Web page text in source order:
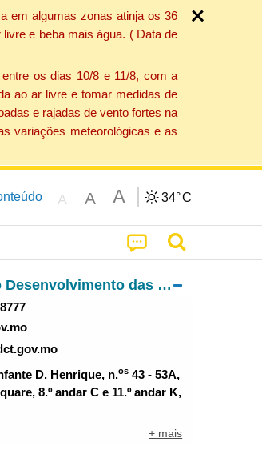
em algumas zonas atinja os 36
e beba mais água. ( Data de
os dias 10/8 e 11/8, com a
ao ar livre e tomar medidas de
e rajadas de vento fortes na
variações meteorológicas e as
A A A 34°C
Fundo para o Desenvolvimento das Ciências e da Tecnologia
D. Henrique, n.os 43 - 53A,
8.º andar C e 11.º andar K,
+ mais